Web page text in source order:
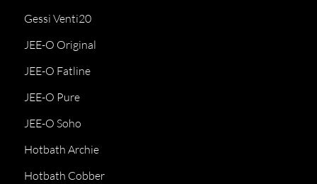
Gessi Venti20
JEE-O Original
JEE-O Fatline
JEE-O Pure
JEE-O Soho
Hotbath Archie
Hotbath Cobber